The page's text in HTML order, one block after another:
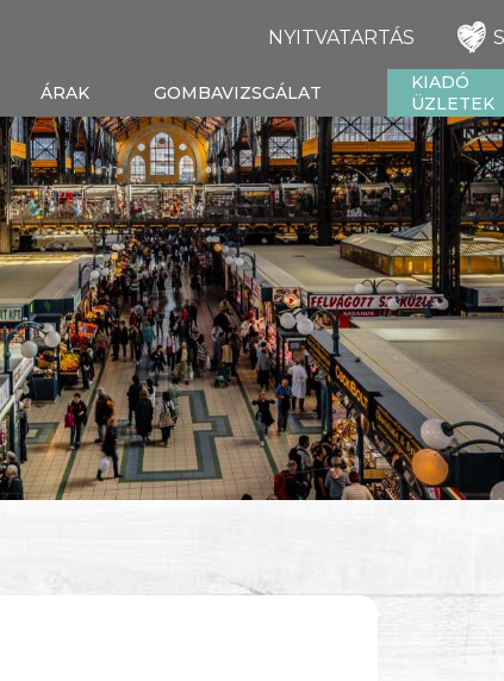
NYITVATARTÁS
ÁRAK GOMBAVIZSGÁLAT
KIADÓ
ÜZLETEK